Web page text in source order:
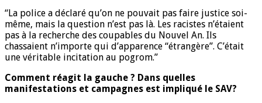
‘‘La police a déclaré qu’on ne pouvait pas faire justice soi-
même, mais la question n’est pas là. Les racistes n’étaient
pas à la recherche des coupables du Nouvel An. Ils
chassaient n’importe qui d’apparence ‘‘étrangère’’. C’était
une véritable incitation au pogrom.’’
Comment réagit la gauche ? Dans quelles
manifestations et campagnes est impliqué le SAV?